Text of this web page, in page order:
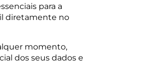
para a
diretamente no
momento,
dos seus dados e